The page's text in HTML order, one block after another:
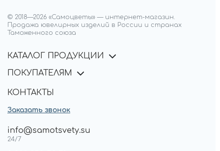
© 2018—2026 «Самоцветы» — интернет-магазин.
Продажа ювелирных изделий в России и странах
Таможенного союза
КАТАЛОГ ПРОДУКЦИИ
ПОКУПАТЕЛЯМ
КОНТАКТЫ
Заказать звонок
info@samotsvety.su
24/7